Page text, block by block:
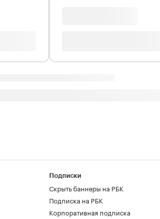
Подписки
Скрыть баннеры на РБК
Подписка на РБК
Корпоративная подписка